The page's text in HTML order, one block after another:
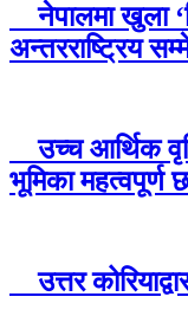
नेपालमा खुला
अन्तरराष्ट्रिय
उच्च आर्थिक
भूमिका महत्वपूर्ण
उत्तर